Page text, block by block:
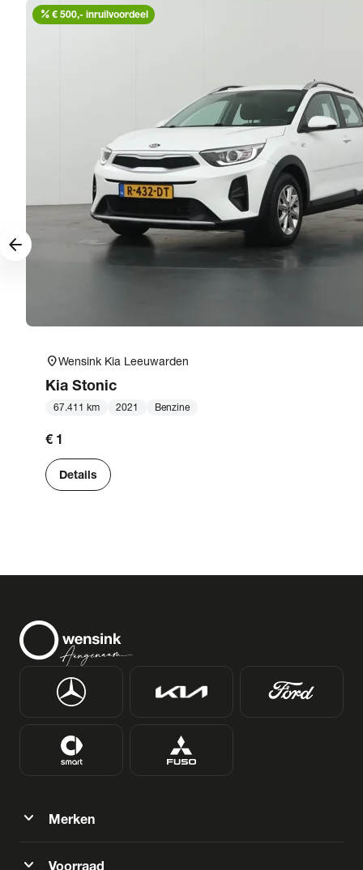
percent € 500,- inruilvoordeel
location_onWensink Kia Leeuwarden
Kia Stonic
67.411 km 2021 Benzine
€ 1
Details
arrow_forward
expand_more Merken
expand_more Voorraad